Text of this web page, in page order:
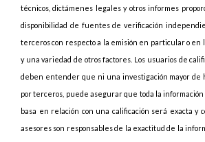
técnicos, dictámenes legales y otros informes
disponibilidad de fuentes de verificación
terceros con respecto a la emisión en particular o en
y una variedad de otros factores. Los usuarios de
deben entender que ni una investigación mayor de
por terceros, puede asegurar que toda la información
basa en relación con una calificación será exacta y
asesores son responsables de la exactitud de la